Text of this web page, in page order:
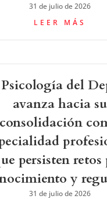
31 de julio de 2026
LEER MÁS
del
avanza hacia su
consolidación
persisten retos
y
31 de julio de 2026